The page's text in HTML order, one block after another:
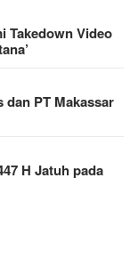
Takedown Video
dan PT Makassar
H Jatuh pada